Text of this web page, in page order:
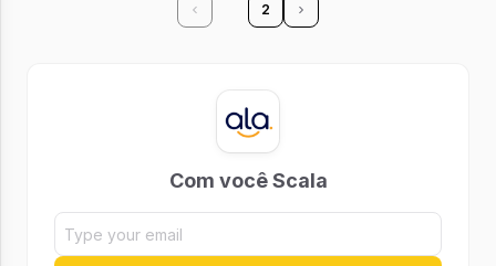
2
Com você Scala